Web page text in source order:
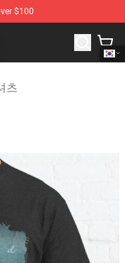
$100
Merchandise Store
츠